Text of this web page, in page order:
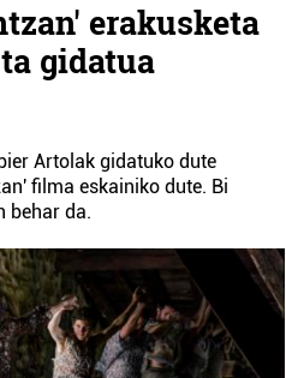
erakusketa
gidatua
Artolak gidatuko dute
filma eskainiko dute. Bi
behar da.